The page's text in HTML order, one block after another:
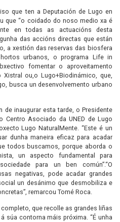
que ten a Deputación de Lugo en
que “o coidado do noso medio xa é
en todas as actuacións desta
das accións directas que están
a xestión das reservas das biosfera
urbanos, o programa Life in
fomentar o aproveitamento
ou,o Lugo+Biodinámico, que,
busca un desenvolvemento urbano
inaugurar esta tarde, o Presidente
Centro Asociado da UNED de Lugo
Lugo NaturalMente. “Este é un
dunha maneira eficaz para acadar
todos buscamos, porque aborda o
un aspecto fundamental para
para un ben común”.“O
negativas, pode acadar grandes
un desánimo que desmobiliza e
remarcou Tomé Roca.
que recolle as grandes liñas
súa contorna máis próxima. “É unha